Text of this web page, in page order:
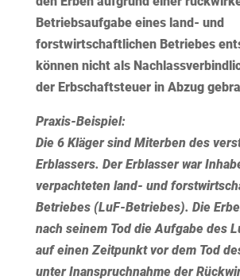
Betriebsaufgabe eines land- und
forstwirtschaftlichen Betriebes
können nicht als
der Erbschaftsteuer in Abzug
Praxis-Beispiel:
Die 6 Kläger sind Miterben des
Erblassers. Der Erblasser war
verpachteten land- und
Betriebes (LuF-Betriebes). Die
nach seinem Tod die Aufgabe des
auf einen Zeitpunkt vor dem Tod
unter Inanspruchnahme der